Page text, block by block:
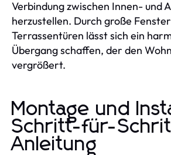
Verbindung zwischen Innen- und
herzustellen. Durch große
Terrassentüren lässt sich ein
Übergang schaffen, der den
vergrößert.
Montage und
Schritt-für-
Anleitung